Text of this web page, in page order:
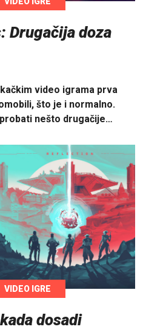
Drugačija doza
video igrama prva
što je i normalno.
nešto drugačije…
VIDEO IGRE
dosadi